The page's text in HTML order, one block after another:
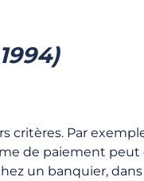
critères. Par
de paiement peut
un banquier,